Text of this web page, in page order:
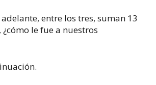
entre los tres, suman 13
le fue a nuestros